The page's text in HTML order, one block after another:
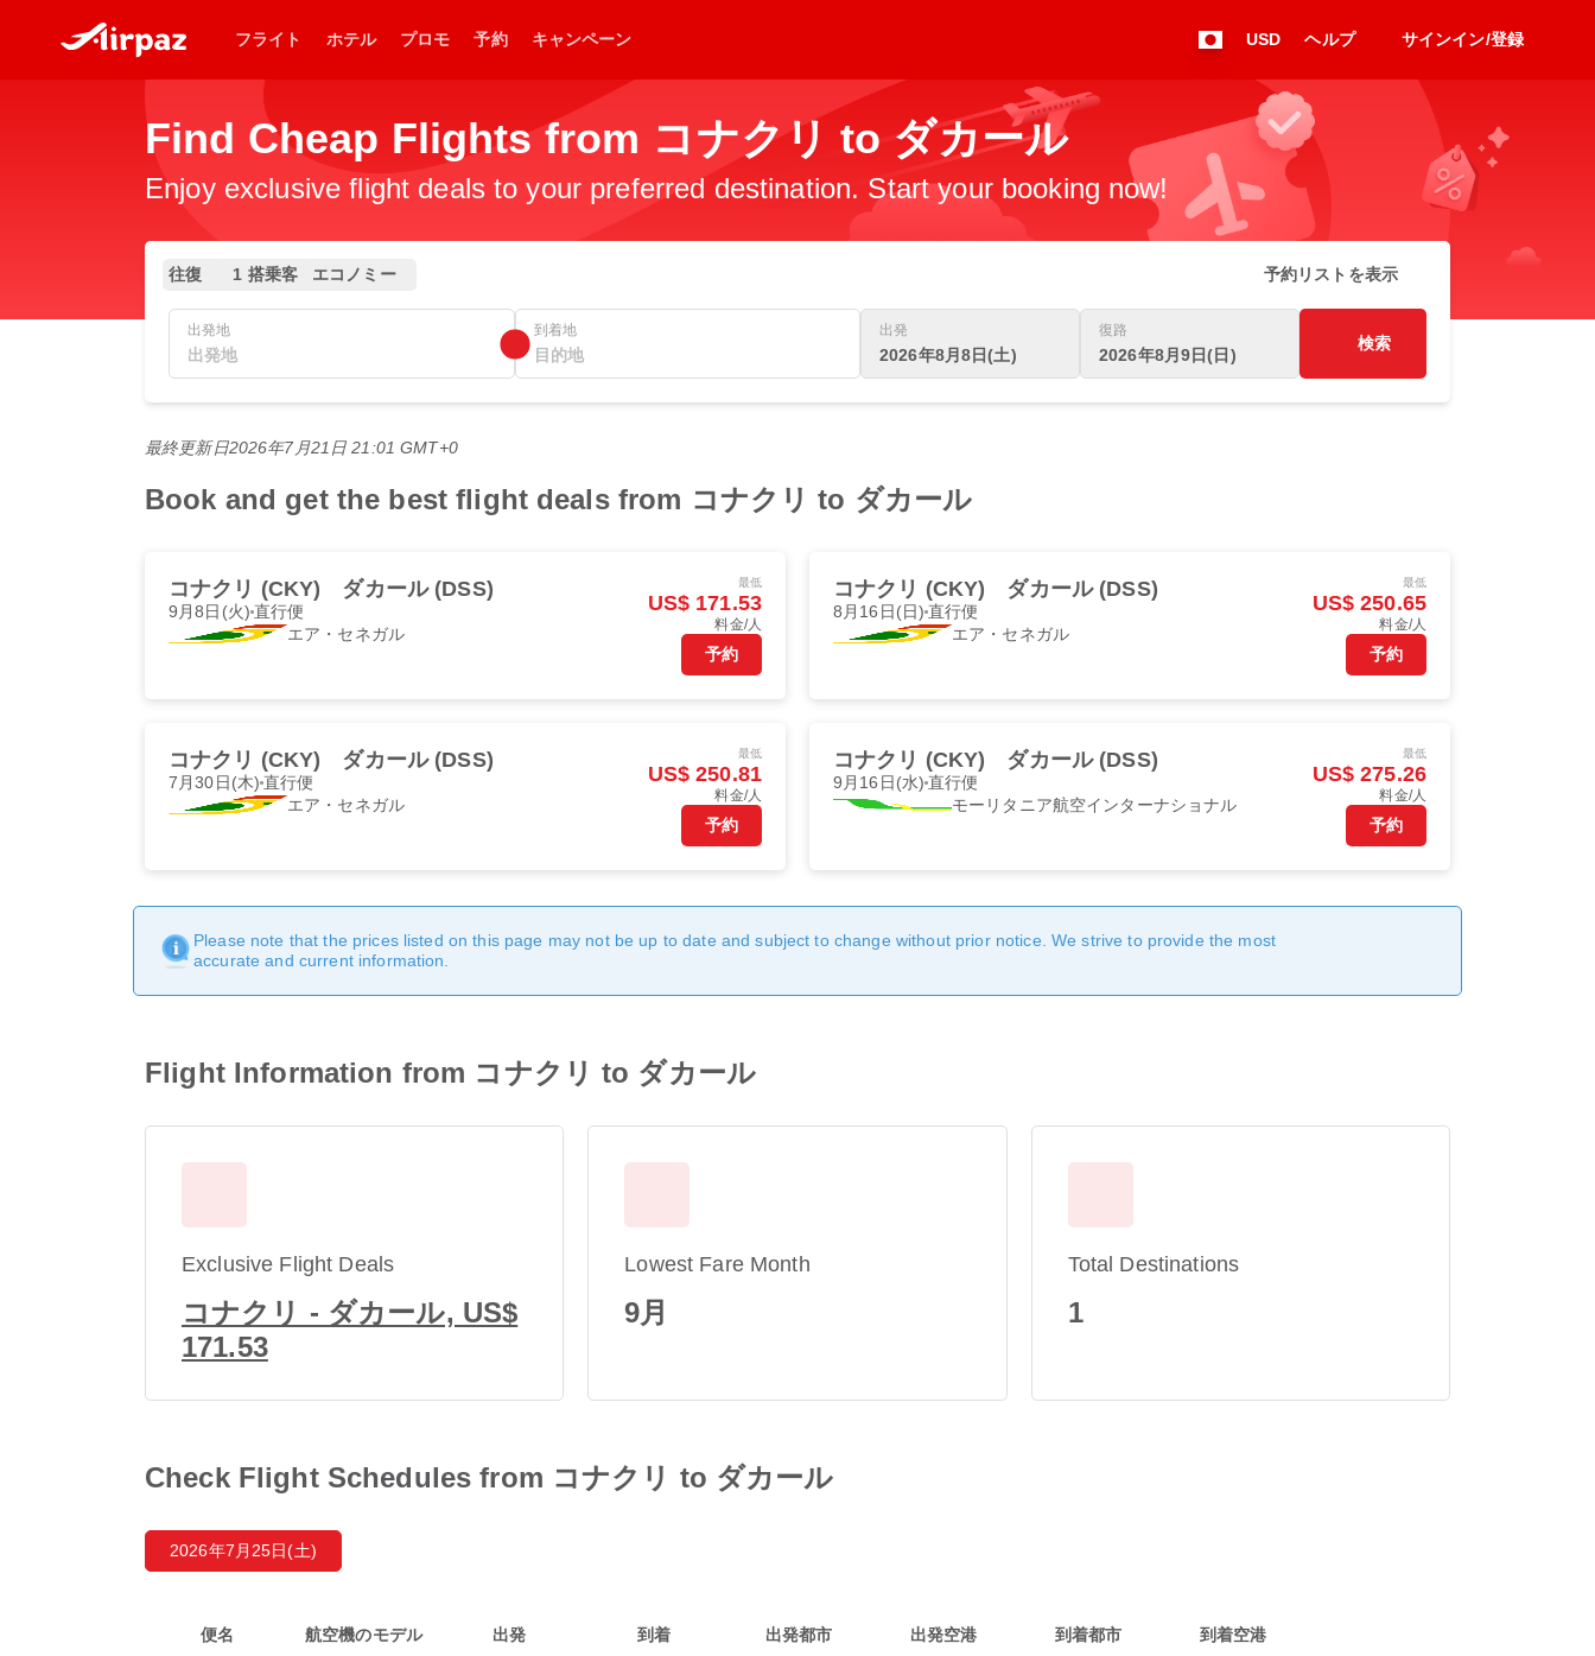
フライト ホテル プロモ 予約 キャンペーン USD ヘルプ サインイン/登録
Find Cheap Flights from コナクリ to ダカール
Enjoy exclusive flight deals to your preferred destination. Start your booking now!
往復 1 搭乗客 エコノミー 予約リストを表示
出発地 到着地 出発
2026年8月8日(土)
復路
2026年8月9日(日)
検索
最終更新日2026年7月21日 21:01 GMT+0
Book and get the best flight deals from コナクリ to ダカール
コナクリ (CKY) ダカール (DSS)
9月8日(火) 直行便
エア・セネガル
最低
US$ 171.53
料金/人
予約
コナクリ (CKY) ダカール (DSS)
8月16日(日)直行便
エア・セネガル
最低
US$ 250.65
料金/人
予約
コナクリ (CKY) ダカール (DSS)
7月30日(木)直行便
エア・セネガル
最低
US$ 250.81
料金/人
予約
コナクリ (CKY) ダカール (DSS)
9月16日(水)直行便
モーリタニア航空インターナショナル
最低
US$ 275.26
料金/人
予約
Please note that the prices listed on this page may not be up to date and subject to change without prior notice. We strive to provide the most
accurate and current information.
Flight Information from コナクリ to ダカール
Exclusive Flight Deals
コナクリ - ダカール, US$
171.53
Lowest Fare Month
9月
Total Destinations
1
Check Flight Schedules from コナクリ to ダカール
2026年7月25日(土)
便名 航空機のモデル 出発 到着 出発都市 出発空港 到着都市 到着空港